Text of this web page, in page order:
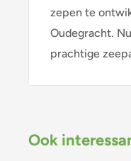
zepen te
Oudegracht.
prachtige
Ook